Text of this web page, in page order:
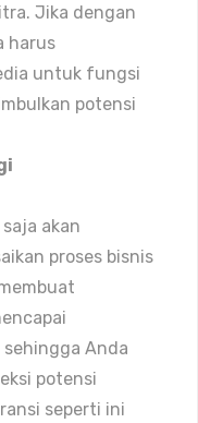
Jika dengan
harus
untuk fungsi
potensi
akan
proses bisnis
Anda
potensi
seperti ini